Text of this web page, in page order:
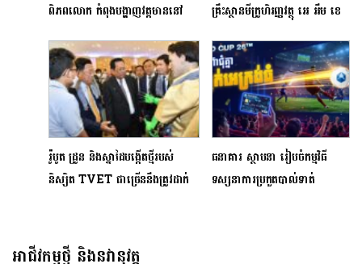
ពិភពលោក កំពុងបង្ហាញវត្តមាននៅ
គ្រឹះស្ថានមីក្រូហិរញ្ញវត្ថុ អេ អឹម ខេ
សុខភាពហិរញ្ញវត្ថុតាម AMK
Mobile
រ៉ូបូត ដ្រូន និងស្នាដៃបង្កើតថ្មីរបស់
និស្សិត TVET ជាច្រើននឹងត្រូវដាក់
ថ្ងៃទី១៥-១៦ មិថុនា ២០២៣ នៅកោះ
ធនាគារ ស្ថាបនា រៀបចំកម្មវិធី
ទស្សនាការប្រកួតបាល់ទាត់
អាជីវកម្មថ្មី និងនវានុវត្ត